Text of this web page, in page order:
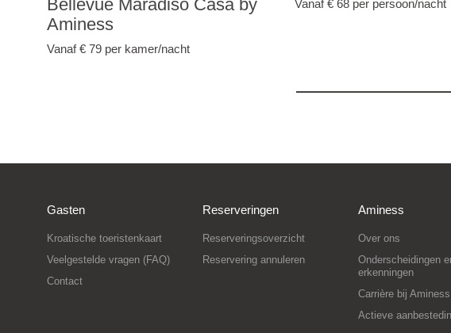
Bellevue Maradiso Casa by
Aminess
Vanaf € 79 per kamer/nacht
Vanaf € 68 per persoon/nacht
Gasten
Kroatische toeristenkaart
Veelgestelde vragen (FAQ)
Contact
Reserveringen
Reserveringsoverzicht
Reservering annuleren
Aminess
Over ons
Onderscheidingen
erkenningen
Carrière bij Aminess
Actieve